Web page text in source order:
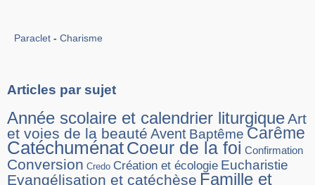
Paraclet Charisme
Articles par sujet
Année scolaire et calendrier liturgiqueArt
et voies de la beauté Avent Baptême Carême
CatéchuménatCoeur de la foi Confirmation
Conversion Credo Création et écologie Eucharistie
Evangélisation et catéchèse Famille et